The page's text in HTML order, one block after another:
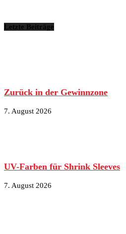
Letzte Beiträge
Zurück in der Gewinnzone
7. August 2026
UV-Farben für Shrink Sleeves
7. August 2026